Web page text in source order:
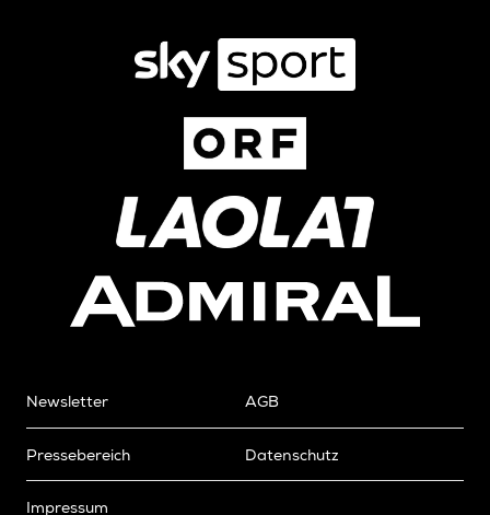
Newsletter
Pressebereich
Impressum
AGB
Datenschutz